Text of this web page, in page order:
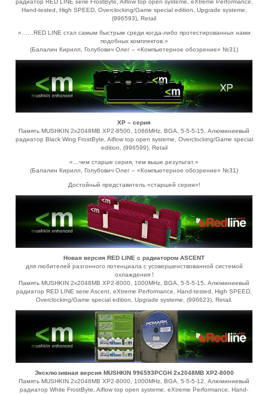
радиатор RED LINE serie FrostByte, Aiflow top open systeme, eXtreme Performance,
Hand-tested, High SPEED, Overclocking/Game special edition, Upgrade systeme,
(996593), Retail
«……RED LINE стал самым быстрым среди когда-либо протестированных нами
подобных комплектов.»
(Балалин Кирилл, Голубович Олег – «Компьютерное обозрение» №31)
XP – серия
Память MUSHKIN 2x2048MB XP2-8500, 1066MHz, BGA, 5-5-5-15, Алюминиевый
радиатор Black Wing FrostByte, Aiflow top open systeme, Overclocking/Game special
edition, (996599), Retail
«…чем старше серия, тем выше результат.»
(Балалин Кирилл, Голубович Олег – «Компьютерное обозрение» №31)
Достойный представитель «старшей серии»!
Новая версия RED LINE с радиатором ASCENT
для любителей разгонного потенциала с усовершенствованной системой
охлаждения !
Память MUSHKIN 2x2048MB XP2-8000, 1000MHz, BGA, 5-5-5-15, Алюминиевый
радиатор RED LINE serie Ascent, eXtreme Performance, Hand-tested, High SPEED,
Overclocking/Game special edition, Upgrade systeme, (996623), Retail.
Эксклюзивная версия MUSHKIN 996593PCGH 2x2048MB XP2-8000
Память MUSHKIN 2x2048MB XP2-8000, 1000MHz, BGA, 5-5-5-12, Алюминиевый
радиатор White FrostByte, Aiflow top open systeme, eXtreme Performance, Hand-